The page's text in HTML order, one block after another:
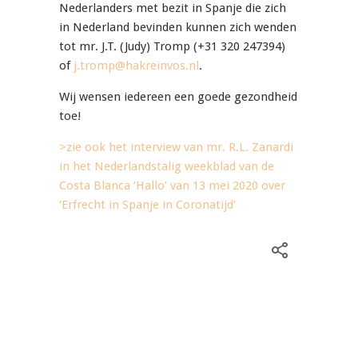
Nederlanders met bezit in Spanje die zich
in Nederland bevinden kunnen zich wenden
tot mr. J.T. (Judy) Tromp (+31 320 247394)
of j.tromp@hakreinvos.nl.
Wij wensen iedereen een goede gezondheid
toe!
>zie ook het interview van mr. R.L. Zanardi
in het Nederlandstalig weekblad van de
Costa Blanca ‘Hallo’ van 13 mei 2020 over
‘Erfrecht in Spanje in Coronatijd’